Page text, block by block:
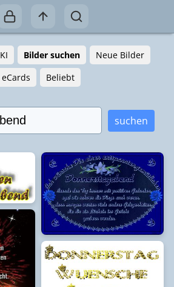
KI Bilder suchen
Neue Bilder
eCards
Beliebt
suchen